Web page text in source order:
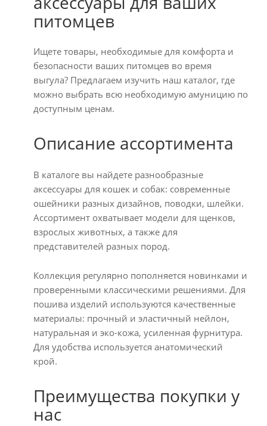
питомцев
Ищете товары, необходимые для комфорта и
безопасности ваших питомцев во время
выгула? Предлагаем изучить наш каталог, где
можно выбрать всю необходимую амуницию по
доступным ценам.
Описание ассортимента
В каталоге вы найдете разнообразные
аксессуары для кошек и собак: современные
ошейники разных дизайнов, поводки, шлейки.
Ассортимент охватывает модели для щенков,
взрослых животных, а также для
представителей разных пород.
Коллекция регулярно пополняется новинками и
проверенными классическими решениями. Для
пошива изделий используются качественные
материалы: прочный и эластичный нейлон,
натуральная и эко-кожа, усиленная фурнитура.
Для удобства используется анатомический
крой.
Преимущества покупки у
нас